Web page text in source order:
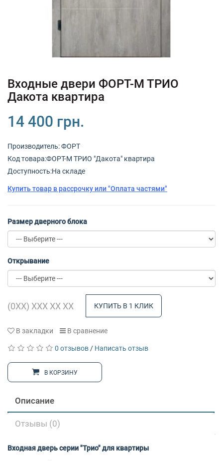
Входные двери ФОРТ-М ТРИО
Дакота квартира
14 400 грн.
Производитель:ФОРТ
Код товарa:ФОРТ-М ТРИО "Дакота" квартира
Доступность:На складе
Купить товар в рассрочку или "Оплата частями"
Размер дверного блока
Открывание
КУПИТЬ В 1 КЛИК
В закладки В сравнение
0 отзывов / Написать отзыв
В КОРЗИНУ
Описание
Отзывы (0)
Входная дверь серии "Трио" для квартиры